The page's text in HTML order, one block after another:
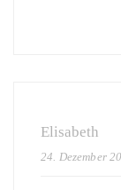
Elisabeth
24. Dezember